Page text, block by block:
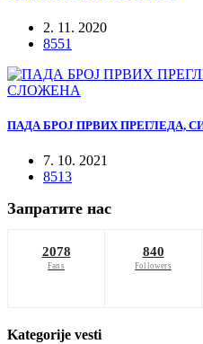
2. 11. 2020
8551
ПАДА БРОЈ ПРВИХ ПРЕГЛЕДА,
7. 10. 2021
8513
Запратите нас
2078
Fans
840
Followers
Kategorije vesti